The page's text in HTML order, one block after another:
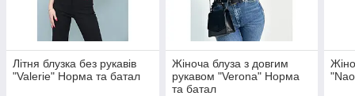
Літня блузка без рукавів
"Valerie" Норма та батал
Жіноча блуза з довгим
рукавом "Verona" Норма
та батал